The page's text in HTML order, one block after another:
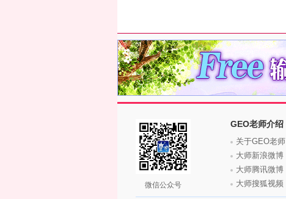
微信公众号
GEO老师介绍
关于GEO老师
大师新浪微博
大师腾讯微博
大师搜狐视频